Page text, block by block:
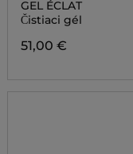
GEL ÉCLAT
Čistiaci gél
51,00 €